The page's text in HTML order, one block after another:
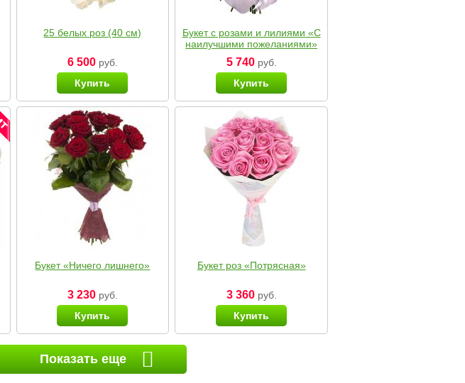
25 белых роз (40 см)
6 500руб.
Купить
Букет с розами и лилиями «С
наилучшими пожеланиями»
5 740руб.
Купить
Букет «Ничего лишнего»
3 230руб.
Купить
Букет роз «Потрясная»
3 360руб.
Купить
Показать еще